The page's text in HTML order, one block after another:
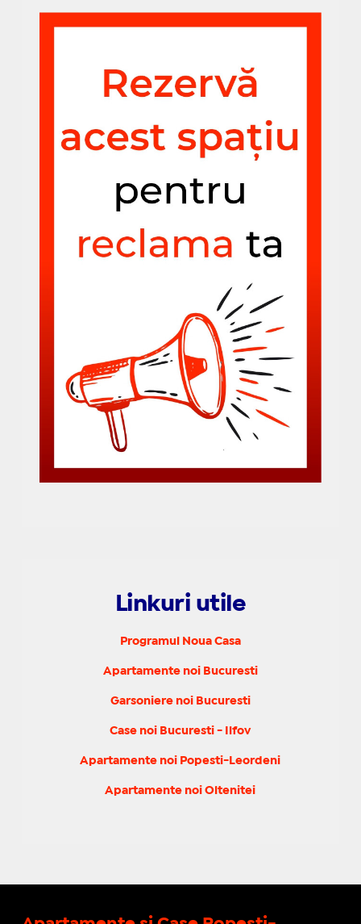
Linkuri utile
Programul Noua Casa
Apartamente noi Bucuresti
Garsoniere noi Bucuresti
Case noi Bucuresti - Ilfov
Apartamente noi Popesti-Leordeni
Apartamente noi Oltenitei